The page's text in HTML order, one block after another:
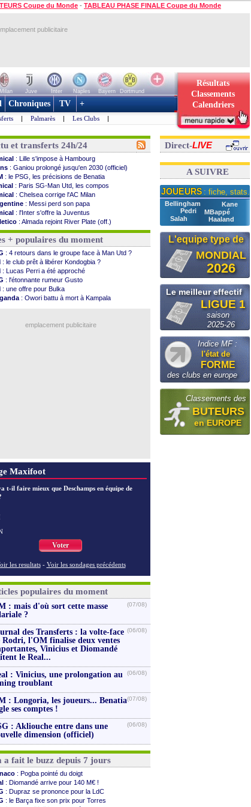
Coupe du Monde - TABLEAU PHASE FINALE Coupe du Monde
publicitaire
Milan Juve Inter Naples Bayern
Dortmund
Résultats
Classements
Calendriers
Chroniques TV +
| Palmarès | Les Clubs |
et transferts 24h/24
: Lille s'impose à Hambourg
: Ganiou prolongé jusqu'en 2030 (officiel)
: le PSG, les précisions de Benatia
: Paris SG-Man Utd, les compos
: Chelsea corrige l'AC Milan
: Messi perd son papa
: l'Inter s'offre la Juventus
: Almada rejoint River Plate (off.)
: Camara a la cote en Angleterre
: encore une défaite pour Strasbourg
: la piste Goore en attaque
: ça négocie avec le Barça pour Torres
: Rennes s'incline contre Brentford
: c'est signé pour Guimaraes (officiel)
: Le Mans concède un nul
: Mourinho durcit les règles
: Toulouse s'incline lourdement
: la 1ère journée à suivre en DIRECT !
+ populaires du moment
: 4 retours dans le groupe face à Man Utd ?
: le club prêt à libérer Kondogbia ?
: Lucas Perri a été approché
: l'étonnante rumeur Gusto
: une offre pour Bulka
: Owori battu à mort à Kampala
emplacement publicitaire
Maxifoot
t-il faire mieux que Deschamps en équipe de
Voter
les resultats - Voir les sondages précédents
populaires du moment
: mais d'où sort cette masse
?
(07/08)
des Transferts : la volte-face
Rodri, l'OM finalise deux ventes
Vinicius et Diomandé
le Real...
(06/08)
: Vinicius, une prolongation au
troublant
(06/08)
: Longoria, les joueurs... Benatia
ses comptes !
(07/08)
: Akliouche entre dans une
dimension (officiel)
(06/08)
a fait le buzz depuis 7 jours
: Pogba pointé du doigt
: Diomandé arrive pour 140 M€ !
: Dupraz se prononce pour la LdC
: le Barça fixe son prix pour Torres
Direct-LIVE
A SUIVRE
JOUEURS : fiche, stats...
Bellingham
Kane
Pedri
MBappé
Salah
Haaland
L'equipe type de
MONDIAL
2026
Le meilleur effectif
LIGUE 1
saison
2025-26
Indice MF :
l'état de
FORME
des clubs en europe
Classements des
BUTEURS
en EUROPE